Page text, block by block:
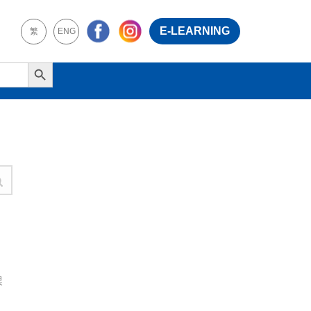
繁 ENG E-LEARNING
Search Button